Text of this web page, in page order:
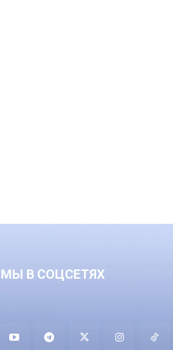
МЫ В СОЦСЕТЯХ